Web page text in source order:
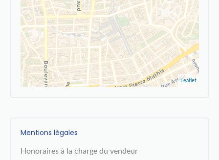
Leaflet
Mentions légales
Honoraires à la charge du vendeur